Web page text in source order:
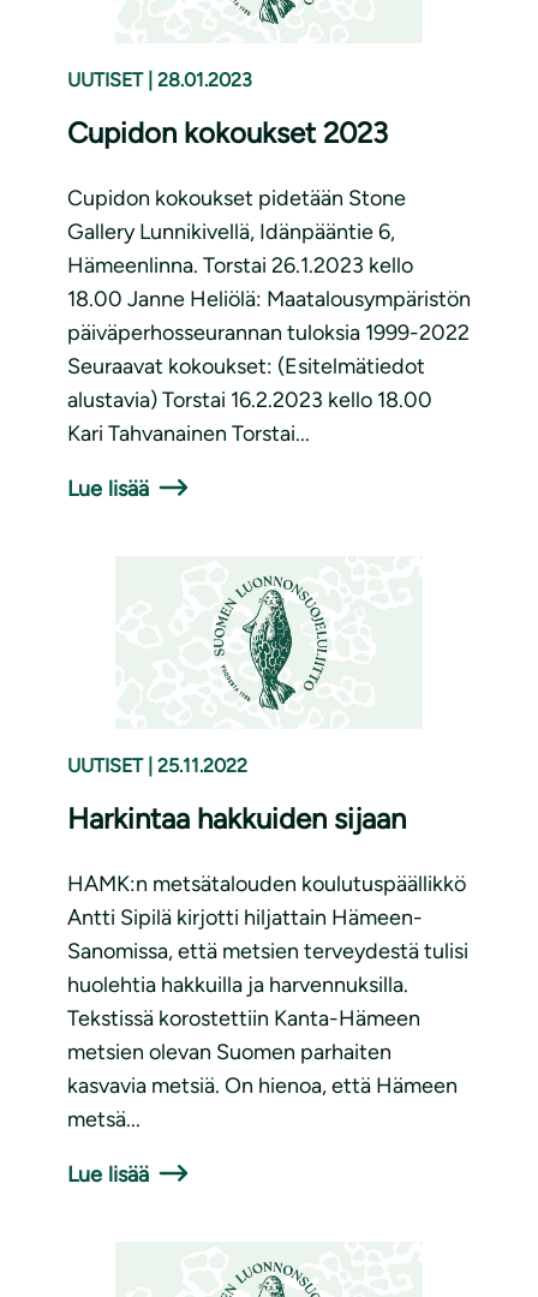
UUTISET 28.01.2023
Cupidon kokoukset 2023
Cupidon kokoukset pidetään Stone
Gallery Lunnikivellä, Idänpääntie 6,
Hämeenlinna. Torstai 26.1.2023 kello
18.00 Janne Heliölä: Maatalousympäristön
päiväperhosseurannan tuloksia 1999-2022
Seuraavat kokoukset: (Esitelmätiedot
alustavia) Torstai 16.2.2023 kello 18.00
Kari Tahvanainen Torstai...
Lue lisää
UUTISET 25.11.2022
Harkintaa hakkuiden sijaan
HAMK:n metsätalouden koulutuspäällikkö
Antti Sipilä kirjotti hiljattain Hämeen-
Sanomissa, että metsien terveydestä tulisi
huolehtia hakkuilla ja harvennuksilla.
Tekstissä korostettiin Kanta-Hämeen
metsien olevan Suomen parhaiten
kasvavia metsiä. On hienoa, että Hämeen
metsä...
Lue lisää